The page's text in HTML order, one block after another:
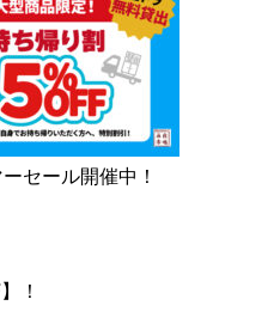
セール開催中！
！